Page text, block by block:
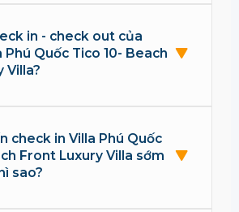
in - check out của
Quốc Tico 10- Beach
Villa?
check in Villa Phú Quốc
Front Luxury Villa sớm
sao?